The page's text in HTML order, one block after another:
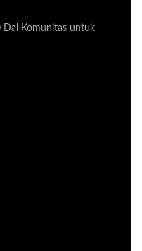
Dai Komunitas untuk